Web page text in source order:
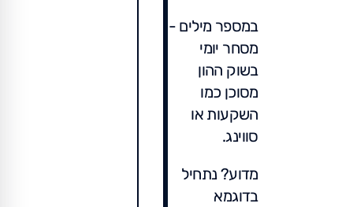
במספר מילים -
מסחר יומי
בשוק ההון
מסוכן כמו
השקעות או
סווינג.
מדוע? נתחיל
בדוגמא